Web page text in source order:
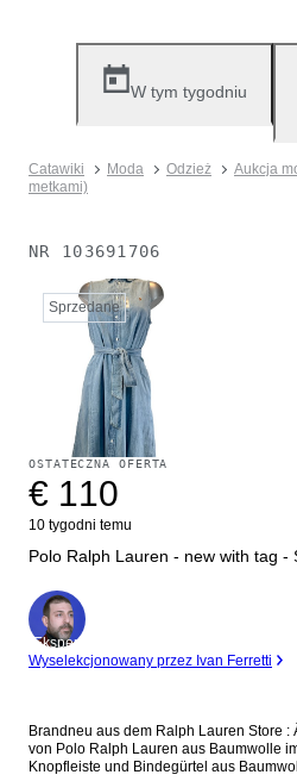
W tym tygodniu
Catawiki Moda Odzież
Aukcja
metkami)
NR 103691706
Sprzedane
OSTATECZNA OFERTA
€ 110
10 tygodni temu
Polo Ralph Lauren - new with tag -
Ekspert
Wyselekcjonowany przez Ivan Ferretti
Brandneu aus dem Ralph Lauren Store : Ärmelloses Hemdblusenkleid
von Polo Ralph Lauren aus Baumwolle
Knopfleiste und Bindegürtel aus Baumwolle Größe : M